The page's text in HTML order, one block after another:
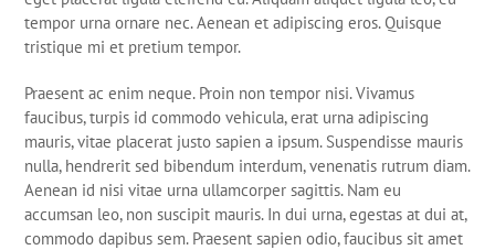
tempor urna ornare nec. Aenean et adipiscing eros. Quisque
tristique mi et pretium tempor.
Praesent ac enim neque. Proin non tempor nisi. Vivamus
faucibus, turpis id commodo vehicula, erat urna adipiscing
mauris, vitae placerat justo sapien a ipsum. Suspendisse mauris
nulla, hendrerit sed bibendum interdum, venenatis rutrum diam.
Aenean id nisi vitae urna ullamcorper sagittis. Nam eu
accumsan leo, non suscipit mauris. In dui urna, egestas at dui at,
commodo dapibus sem. Praesent sapien odio, faucibus sit amet